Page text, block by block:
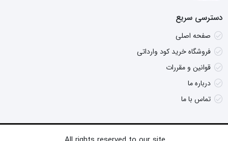
دسترسی سریع
صفحه اصلی
فروشگاه خرید کود وارداتی
قوانین و مقررات
درباره ما
تماس با ما